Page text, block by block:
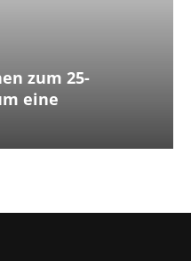
zum 25-
eine